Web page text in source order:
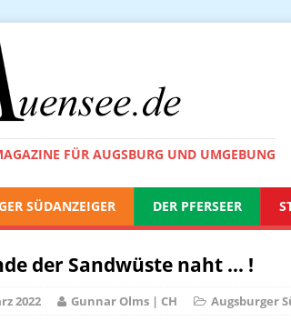
FÜR AUGSBURG UND UMGEBUNG
SÜDANZEIGER DER PFERSEER
der Sandwüste naht … !
2022 Gunnar Olms | CH Augsburger